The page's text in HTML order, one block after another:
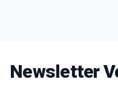
Newsletter